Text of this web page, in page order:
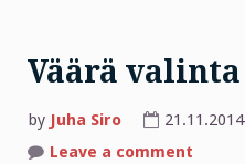
Väärä valinta
by Juha Siro 21.11.2014
Leave a comment